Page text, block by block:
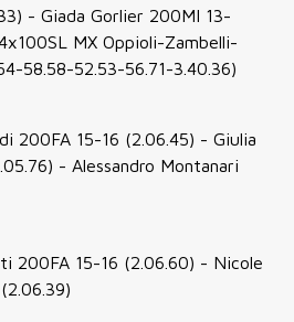
- Giada Gorlier 200MI 13-
MX Oppioli-Zambelli-
58.58-52.53-56.71-3.40.36)
200FA 15-16 (2.06.45) - Giulia
- Alessandro Montanari
200FA 15-16 (2.06.60) - Nicole